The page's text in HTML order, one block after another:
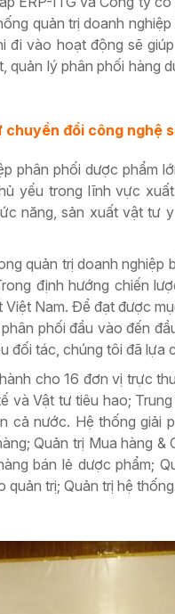
quản trị doanh
đi vào hoạt động sẽ
quản lý phân phối hàng
chuyển đổi công nghệ
phân phối dược phẩm
yếu trong lĩnh vực
năng, sản xuất vật
quản trị doanh nghiệp
định hướng chiến
Nam. Để đạt được
phối đầu vào đến
đối tác, chúng tôi đã lựa
cho 16 đơn vị trực
và Vật tư tiêu hao;
cả nước. Hệ thống giải
Quản trị Mua hàng &
bán lẻ dược phẩm;
quản trị; Quản trị hệ